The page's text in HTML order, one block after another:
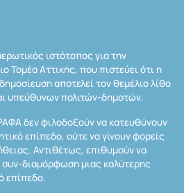
ιστότοπος για την
Τομέα Αττικής, που πιστεύει ότι η
αποτελεί τον θεμέλιο λίθο
υπεύθυνων πολιτών-δημοτών.
δεν φιλοδοξούν να κατευθύνουν
επίπεδο, ούτε να γίνουν φορείς
Αντιθέτως, επιθυμούν να
συν-διαμόρφωση μιας καλύτερης
επίπεδο.